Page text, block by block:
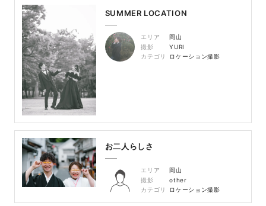
SUMMER LOCATION
エリア
岡山
撮影
YURI
カテゴリ
ロケーション撮影
お二人らしさ
エリア
岡山
撮影
other
カテゴリ
ロケーション撮影